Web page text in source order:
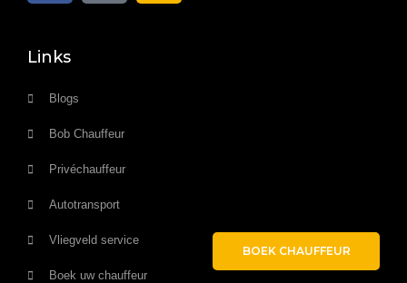
Links
Blogs
Bob Chauffeur
Privéchauffeur
Autotransport
Vliegveld service
Boek uw chauffeur
BOEK CHAUFFEUR